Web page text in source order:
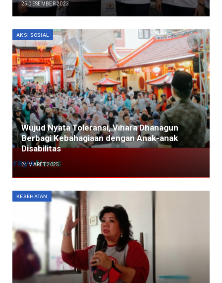
25 DESEMBER 2023
AKSI SOSIAL
Wujud Nyata Toleransi, Vihara Dhanagun
Berbagi Kebahagiaan dengan Anak-anak
Disabilitas
24 MARET 2025
KESEHATAN